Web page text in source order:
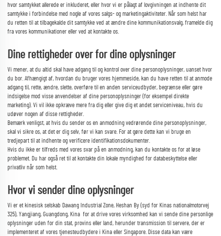
hvor samtykket allerede er inkluderet, eller hvor vi er pålagt af lovgivningen at indhente dit
samtykke i forbindelse med nogle af vores salgs- og marketingaktiviteter. Når som helst har
du retten til at tilbagekalde dit samtykke ved at ændre dine kommunikationsvalg, framelde dig
fra vores kommunikationer eller ved at kontakte os.
Dine rettigheder over for dine oplysninger
Vi mener, at du altid skal have adgang til og kontrol over dine personoplysninger, uanset hvor
du bor. Afhængigt af, hvordan du bruger vores hjemmeside, kan du have retten til at anmode
adgang til, rette, ændre, slette, overføre til en anden serviceudbyder, begrænse eller gøre
indsigelse mod visse anvendelser af dine personoplysninger (for eksempel direkte
marketing). Vi vil ikke opkræve mere fra dig eller give dig et andet serviceniveau, hvis du
udøver nogen af disse rettigheder.
Bemærk venligst, at hvis du sender os en anmodning vedrørende dine personoplysninger,
skal vi sikre os, at det er dig selv, før vi kan svare. For at gøre dette kan vi bruge en
tredjepart til at indhente og verificere identifikationsdokumenter.
Hvis du ikke er tilfreds med vores svar på en anmodning, kan du kontakte os for at løse
problemet. Du har også ret til at kontakte din lokale myndighed for databeskyttelse eller
privatliv når som helst.
Hvor vi sender dine oplysninger
Vi er et kinesisk selskab Dawang Industrial Zone, Heshan By (syd for Kinas nationalmotorvej
325), Yangjiang, Guangdong, Kina for at drive vores virksomhed kan vi sende dine personlige
oplysninger uden for din stat, provins eller land, herunder transmission til servere, der er
implementeret af vores tjenesteudbydere i Kina eller Singapore. Disse data kan være